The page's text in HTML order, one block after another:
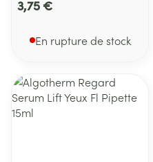
3,75 €
En rupture de stock